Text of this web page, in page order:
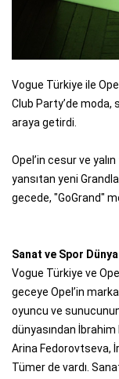
Vogue Türkiye ile
Club Party’de moda,
araya getirdi.
Opel’in cesur ve yalın
yansıtan yeni
gecede, "GoGrand"
Sanat ve Spor
Vogue Türkiye ve
geceye Opel’in
oyuncu ve
dünyasından
Arina Fedorovtseva,
Tümer de vardı.